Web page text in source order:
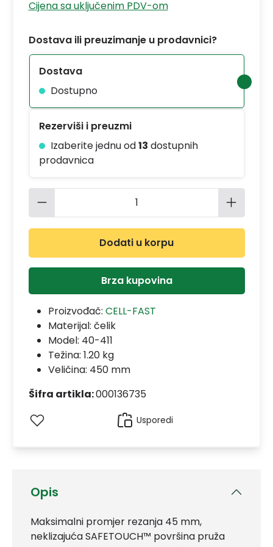
Opis
Maksimalni promjer rezanja 45 mm,
neklizajuća SAFETOUCH™ površina pruža
Cijena sa uključenim PDV-om
Dostava ili preuzimanje u prodavnici?
Dostava
Dostupno
Rezerviši i preuzmi
Izaberite jednu od13 dostupnih
prodavnica
Količina proizvoda: Unesite
Dodati u korpu
Brza kupovina
Proizvođač: CELL-FAST
Materijal: čelik
Model: 40-411
Težina: 1.20 kg
Veličina: 450 mm
Šifra artikla:000136735
Usporedi